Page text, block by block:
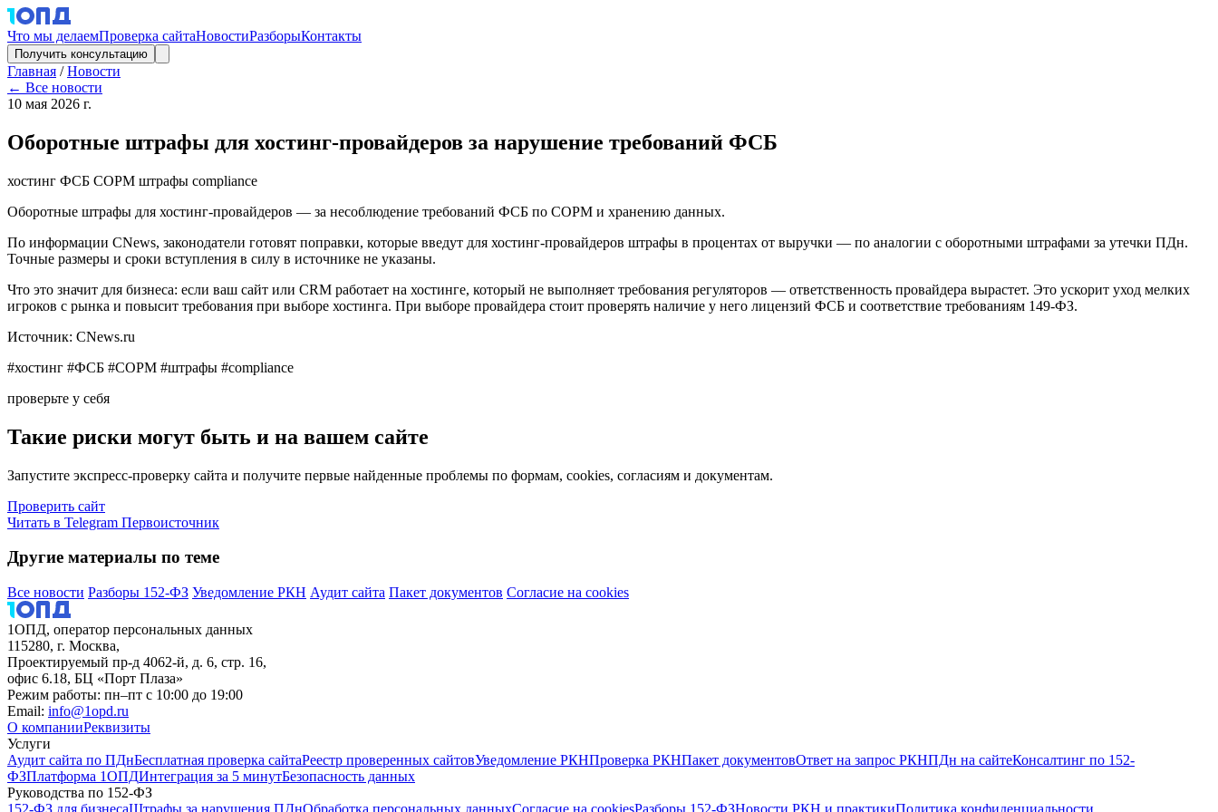
Что мы делаемПроверка сайтаНовостиРазборыКонтакты
Получить консультацию
Главная / Новости
← Все новости
10 мая 2026 г.
Оборотные штрафы для хостинг-провайдеров за нарушение требований ФСБ
хостинг ФСБ СОРМ штрафы compliance
Оборотные штрафы для хостинг-провайдеров — за несоблюдение требований ФСБ по СОРМ и хранению данных.
По информации CNews, законодатели готовят поправки, которые введут для хостинг-провайдеров штрафы в процентах от выручки — по аналогии с оборотными штрафами за утечки ПДн.
Точные размеры и сроки вступления в силу в источнике не указаны.
Что это значит для бизнеса: если ваш сайт или CRM работает на хостинге, который не выполняет требования регуляторов — ответственность провайдера вырастет. Это ускорит уход мелких
игроков с рынка и повысит требования при выборе хостинга. При выборе провайдера стоит проверять наличие у него лицензий ФСБ и соответствие требованиям 149-ФЗ.
Источник: CNews.ru
#хостинг #ФСБ #СОРМ #штрафы #compliance
проверьте у себя
Такие риски могут быть и на вашем сайте
Запустите экспресс-проверку сайта и получите первые найденные проблемы по формам, cookies, согласиям и документам.
Проверить сайт
Читать в Telegram Первоисточник
Другие материалы по теме
Все новости Разборы 152-ФЗ Уведомление РКН Аудит сайта Пакет документов Согласие на cookies
1ОПД, оператор персональных данных
115280, г. Москва,
Проектируемый пр-д 4062-й, д. 6, стр. 16,
офис 6.18, БЦ «Порт Плаза»
Режим работы: пн–пт с 10:00 до 19:00
Email: info@1opd.ru
О компанииРеквизиты
Услуги
Аудит сайта по ПДнБесплатная проверка сайтаРеестр проверенных сайтовУведомление РКНПроверка РКНПакет документовОтвет на запрос РКНПДн на сайтеКонсалтинг по 152-
ФЗПлатформа 1ОПДИнтеграция за 5 минутБезопасность данных
Руководства по 152-ФЗ
152-ФЗ для бизнесаШтрафы за нарушения ПДнОбработка персональных данныхСогласие на cookiesРазборы 152-ФЗНовости РКН и практикиПолитика конфиденциальности